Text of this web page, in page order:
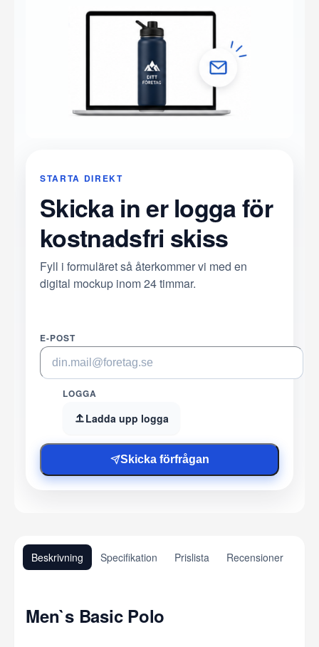
STARTA DIREKT
Skicka in er logga för
kostnadsfri skiss
Fyll i formuläret så återkommer vi med en
digital mockup inom 24 timmar.
E-POST
LOGGA
Ladda upp logga
Skicka förfrågan
Beskrivning Specifikation Prislista Recensioner
Men`s Basic Polo